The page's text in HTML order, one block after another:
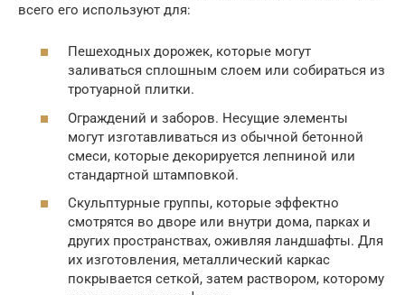
всего его используют для:
Пешеходных дорожек, которые могут
заливаться сплошным слоем или собираться из
тротуарной плитки.
Ограждений и заборов. Несущие элементы
могут изготавливаться из обычной бетонной
смеси, которые декорируется лепниной или
стандартной штамповкой.
Скульптурные группы, которые эффектно
смотрятся во дворе или внутри дома, парках и
других пространствах, оживляя ландшафты. Для
их изготовления, металлический каркас
покрывается сеткой, затем раствором, которому